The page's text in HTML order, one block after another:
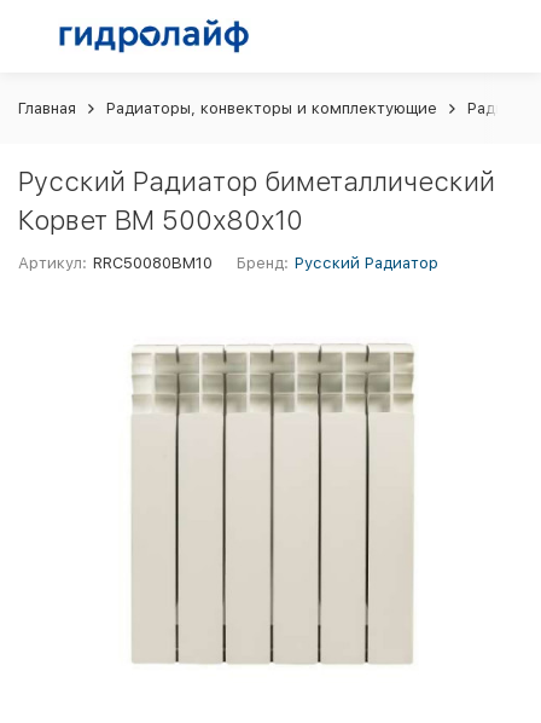
Главная Радиаторы, конвекторы и комплектующие
Русский Радиатор биметаллический
Корвет BM 500х80х10
Артикул: RRC50080BM10 Бренд: Русский Радиатор